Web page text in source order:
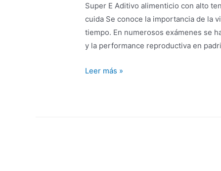
Super E Aditivo alimenticio con alto
cuida Se conoce la importancia de la
tiempo. En numerosos exámenes se
y la performance reproductiva en
Leer más »